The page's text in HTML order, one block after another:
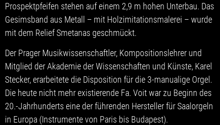
Prospektpfeifen stehen auf einem 2,9 m hohen Unterbau. Das
Gesimsband aus Metall – mit Holzimitationsmalerei – wurde
mit dem Relief Smetanas geschmückt.
Der Prager Musikwissenschaftler, Kompositionslehrer und
Mitglied der Akademie der Wissenschaften und Künste, Karel
Stecker, erarbeitete die Disposition für die 3-manualige Orgel.
Die heute nicht mehr existierende Fa. Voit war zu Beginn des
20.-Jahrhunderts eine der führenden Hersteller für Saalorgeln
in Europa (Instrumente von Paris bis Budapest).